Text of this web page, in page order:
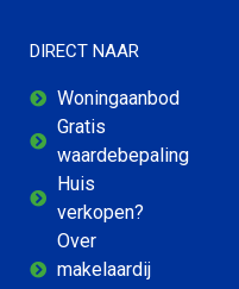
DIRECT NAAR
Woningaanbod
Gratis
waardebepaling
Huis
verkopen?
Over
makelaardij